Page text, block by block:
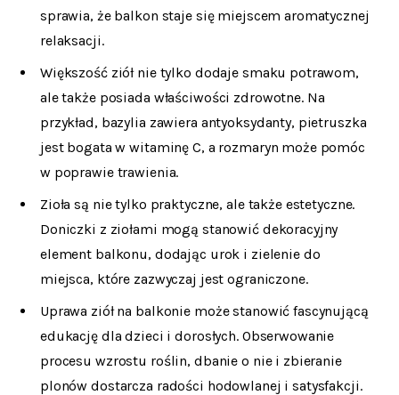
sprawia, że balkon staje się miejscem aromatycznej
relaksacji.
Większość ziół nie tylko dodaje smaku potrawom,
ale także posiada właściwości zdrowotne. Na
przykład, bazylia zawiera antyoksydanty, pietruszka
jest bogata w witaminę C, a rozmaryn może pomóc
w poprawie trawienia.
Zioła są nie tylko praktyczne, ale także estetyczne.
Doniczki z ziołami mogą stanowić dekoracyjny
element balkonu, dodając urok i zielenie do
miejsca, które zazwyczaj jest ograniczone.
Uprawa ziół na balkonie może stanowić fascynującą
edukację dla dzieci i dorosłych. Obserwowanie
procesu wzrostu roślin, dbanie o nie i zbieranie
plonów dostarcza radości hodowlanej i satysfakcji.